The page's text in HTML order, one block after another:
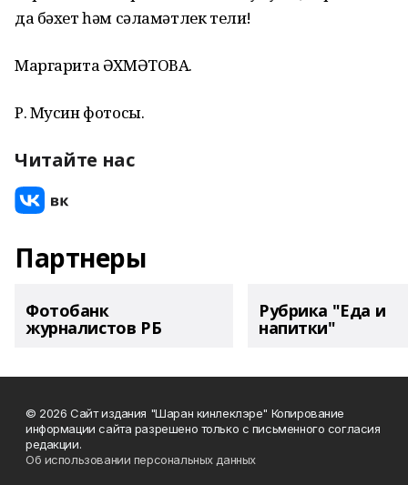
да бәхет һәм сәламәтлек тели!
Маргарита ӘХМӘТОВА.
Р. Мусин фотосы.
Читайте нас
Партнеры
Фотобанк
журналистов РБ
Рубрика "Еда и
напитки"
© 2026 Сайт издания "Шаран кинлеклэре" Копирование
информации сайта разрешено только с письменного согласия
редакции.
Об использовании персональных данных